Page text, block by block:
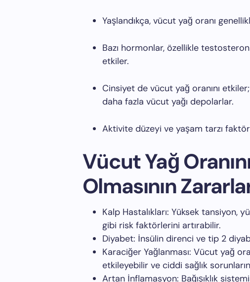
Yaşlandıkça, vücut yağ oranı
Bazı hormonlar, özellikle
etkiler.
Cinsiyet de vücut yağ oranını
daha fazla vücut yağı depolarlar.
Aktivite düzeyi ve yaşam tarzı
Vücut Yağ
Olmasının
Kalp Hastalıkları: Yüksek tansiyon,
gibi risk faktörlerini artırabilir.
Diyabet: İnsülin direnci ve tip 2
Karaciğer Yağlanması: Vücut yağ
etkileyebilir ve ciddi sağlık
Artan İnflamasyon: Bağışıklık